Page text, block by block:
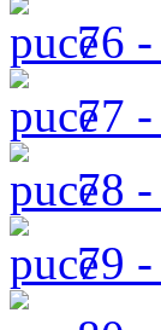
76 -
77 -
78 -
79 -